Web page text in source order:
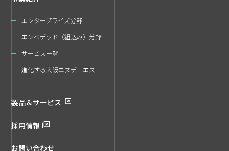
エンタープライズ分野
エンベデッド（組込み）分野
サービス一覧
進化する大阪エヌデーエス
製品＆サービス
採用情報
お問い合わせ